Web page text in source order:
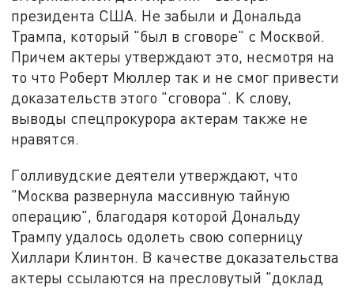
президента США. Не забыли и Дональда
Трампа, который "был в сговоре" с Москвой.
Причем актеры утверждают это, несмотря на
то что Роберт Мюллер так и не смог привести
доказательств этого "сговора". К слову,
выводы спецпрокурора актерам также не
нравятся.
Голливудские деятели утверждают, что
"Москва развернула массивную тайную
операцию", благодаря которой Дональду
Трампу удалось одолеть свою соперницу
Хиллари Клинтон. В качестве доказательства
актеры ссылаются на пресловутый "доклад